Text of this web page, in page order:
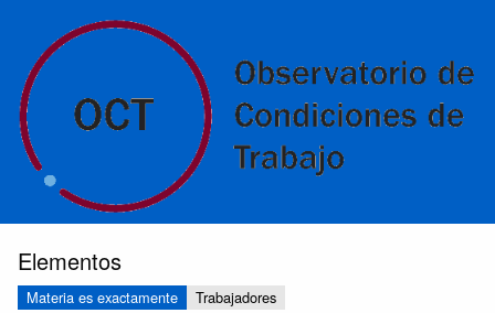
Elementos
Materia es exactamente Trabajadores